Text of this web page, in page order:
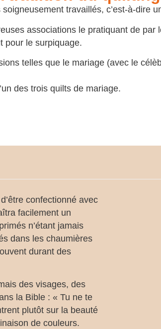
travaillés, c’est-à-dire
associations le pratiquant de
pour le surpiquage.
telles que le mariage (avec le
des trois quilts de mariage.
confectionné avec
facilement un
n’étant jamais
dans les chaumières
durant des
des visages, des
la Bible : « Tu ne te
plutôt sur la beauté
de couleurs.